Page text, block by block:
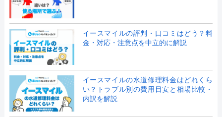
イースマイルの評判・口コミはどう？料
金・対応・注意点を中立的に解説
イースマイルの水道修理料金はどれくら
い？トラブル別の費用目安と相場比較・
内訳を解説